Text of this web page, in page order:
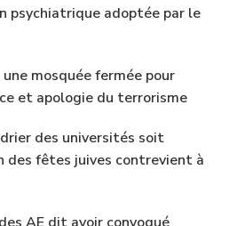
psychiatrique adoptée par le
mosquée fermée pour
et apologie du terrorisme
des universités soit
des fêtes juives contrevient à